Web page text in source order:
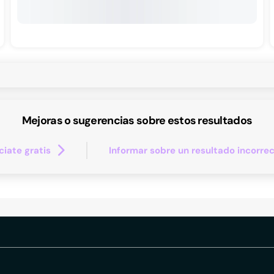
Mejoras o sugerencias sobre estos resultados
gratis Informar sobre un resultado